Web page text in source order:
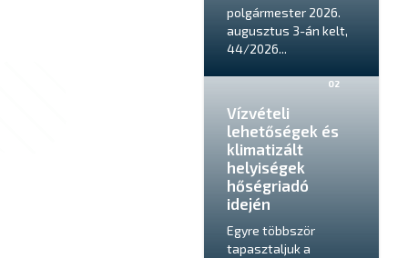
polgármester 2026.
augusztus 3-án kelt,
44/2026...
02
Vízvételi
lehetőségek és
klimatizált
helyiségek
hőségriadó
idején
Egyre többször
tapasztaljuk a